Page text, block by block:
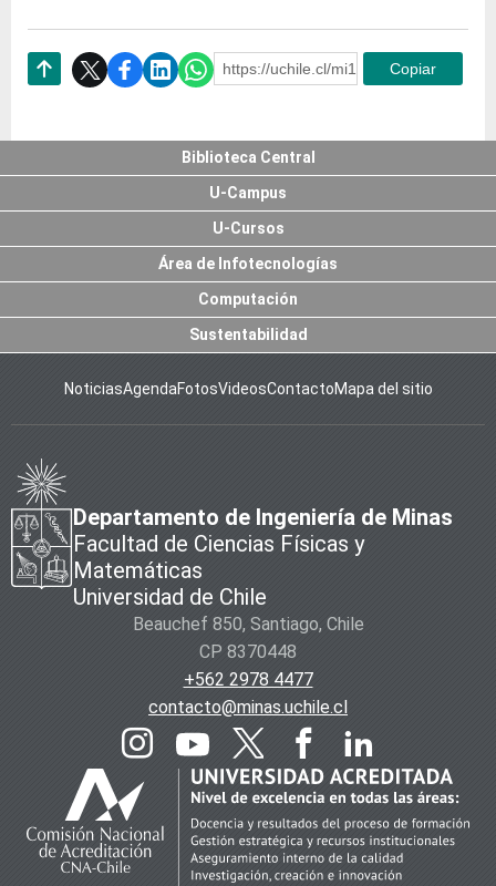
https://uchile.cl/mi126595Copiar
Biblioteca Central
U-Campus
U-Cursos
Área de Infotecnologías
Computación
Sustentabilidad
NoticiasAgendaFotosVideosContactoMapa del sitio
Departamento de Ingeniería de Minas
Facultad de Ciencias Físicas y
Matemáticas
Universidad de Chile
Beauchef 850, Santiago, Chile
CP 8370448
+562 2978 4477
contacto@minas.uchile.cl